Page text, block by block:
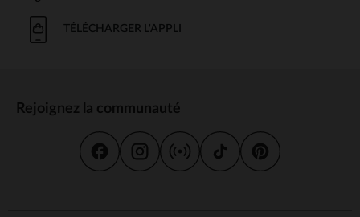
TÉLÉCHARGER L'APPLI
Rejoignez la communauté